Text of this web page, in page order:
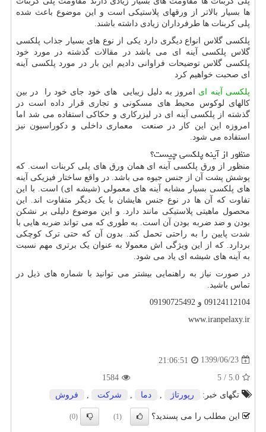
ها بسیار بالاتر از ورقهای پلاستیکی است و این موضوع باعث شده
پلی کربنات ها طرفرداران زیادی داشته باشند.
پلکسی گلاس انواع دیگری دارد یکی از نوع های بسیار جذاب پلکسی
گلاس پلکسی آینه ای می باشد در مقالات گذشته در مورد خود
پلکسی گلاس توضیحات فراوانی دادیم این بار در مورد پلکسی آینه
ای صحبت خواهیم کرد
پلکسی آینه ای امروز به دلیل زیبایی های خود جای خود را در بین
کالهای لوکوس محیط های مسکونی و تجاری قرار داده است در
گذشته از پلکسی آینه ای در لیزرکاری و حکاکی استفاده می شد اما
امروزه این این کار در صنعت معماری داخلی و دکوراسیون نیز
استفاده می شود.
منظور از آینه پلکسی چیست؟
منظور از ورق پلکسی آینه ای همان ورق های پلی کربنات است. که
پوشش پشت آن از جنس جیوه می باشد. در واقع ساختار فیزیکی آینه
های پلکسی بسیار مشابه آینه های معمولی (شیشه ای) است. با این
تفاوت که آن ها در نوع جنس هایشان با یک دیگر متفاوت اند. این
محصول ماهیتی پلاستیکی مانند دارد. و این موضوع دلیلی بر نشکن
بودن و ضد ضربه بودن آن است. به طوری که می تواند ضربه هایی با
شدت پایین را به راحتی تحمل کند. بدون آن که حتی ترک کوچکی
بردارد. که از این ویژگی اش معمولا به عنوان یک برتری مهم نسبت
به آینه های شیشه ای یاد می شود.
در صورت نیاز به راهنمایی بیشتر می توانید با شماره های ذیل در
تماس باشید.
09124112104 و 09190725492
www.iranpelaxy.ir
1399/06/23
21:06:51
5.0
/
5
1584
تگهای خبر:
رپورتاژ دما شركت فروش
این مطلب را می پسندید؟ (1)
(0)